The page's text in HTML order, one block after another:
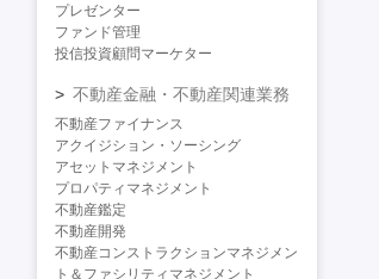
プレゼンター
ファンド管理
投信投資顧問マーケター
不動産金融・不動産関連業務
不動産ファイナンス
アクイジション・ソーシング
アセットマネジメント
プロパティマネジメント
不動産鑑定
不動産開発
不動産コンストラクションマネジメン
ト＆ファシリティマネジメント